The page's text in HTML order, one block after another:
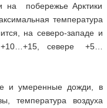
на побережье Арктики
температура
на северо-западе и
+10…+15, севере +5…
и умеренные дожди, в
температура воздуха